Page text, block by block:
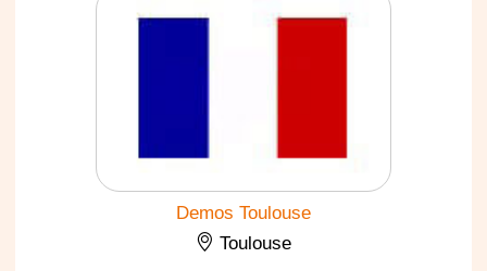
Demos Toulouse
Toulouse